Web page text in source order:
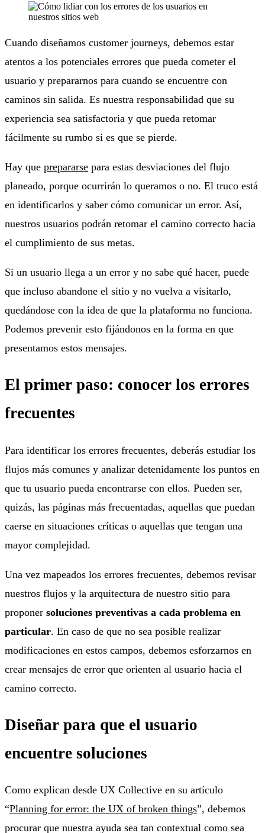
Cuando diseñamos customer journeys, debemos estar
atentos a los potenciales errores que pueda cometer el
usuario y prepararnos para cuando se encuentre con
caminos sin salida. Es nuestra responsabilidad que su
experiencia sea satisfactoria y que pueda retomar
fácilmente su rumbo si es que se pierde.
Hay que prepararse para estas desviaciones del flujo
planeado, porque ocurrirán lo queramos o no. El truco está
en identificarlos y saber cómo comunicar un error. Así,
nuestros usuarios podrán retomar el camino correcto hacia
el cumplimiento de sus metas.
Si un usuario llega a un error y no sabe qué hacer, puede
que incluso abandone el sitio y no vuelva a visitarlo,
quedándose con la idea de que la plataforma no funciona.
Podemos prevenir esto fijándonos en la forma en que
presentamos estos mensajes.
El primer paso: conocer los errores
frecuentes
Para identificar los errores frecuentes, deberás estudiar los
flujos más comunes y analizar detenidamente los puntos en
que tu usuario pueda encontrarse con ellos. Pueden ser,
quizás, las páginas más frecuentadas, aquellas que puedan
caerse en situaciones críticas o aquellas que tengan una
mayor complejidad.
Una vez mapeados los errores frecuentes, debemos revisar
nuestros flujos y la arquitectura de nuestro sitio para
proponer soluciones preventivas a cada problema en
particular. En caso de que no sea posible realizar
modificaciones en estos campos, debemos esforzarnos en
crear mensajes de error que orienten al usuario hacia el
camino correcto.
Diseñar para que el usuario
encuentre soluciones
Como explican desde UX Collective en su artículo
“Planning for error: the UX of broken things”, debemos
procurar que nuestra ayuda sea tan contextual como sea